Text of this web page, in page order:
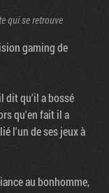
qui se retrouve
gaming de
dit qu'il a bossé
qu'en fait il a
l'un de ses jeux à
au bonhomme,